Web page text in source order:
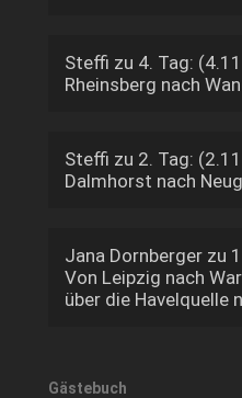
Steffi zu 4. Tag:
Rheinsberg nach
Steffi zu 2. Tag:
Dalmhorst nach
Jana Dornberger zu
Von Leipzig nach
über die Havelquelle
Gästebuch